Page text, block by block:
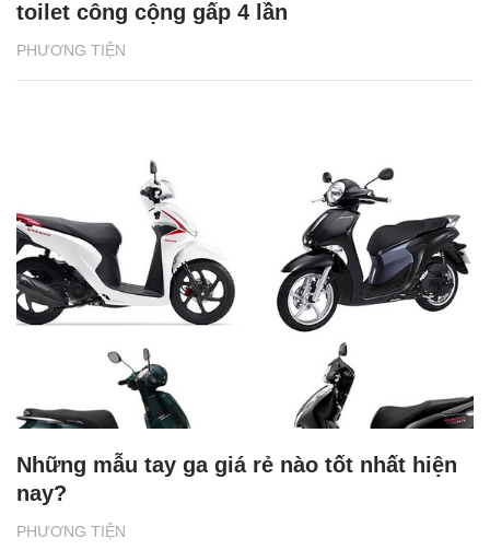
PHƯƠNG TIỆN
toilet công cộng gấp 4 lần
PHƯƠNG TIỆN
Những mẫu tay ga giá rẻ nào tốt nhất hiện
nay?